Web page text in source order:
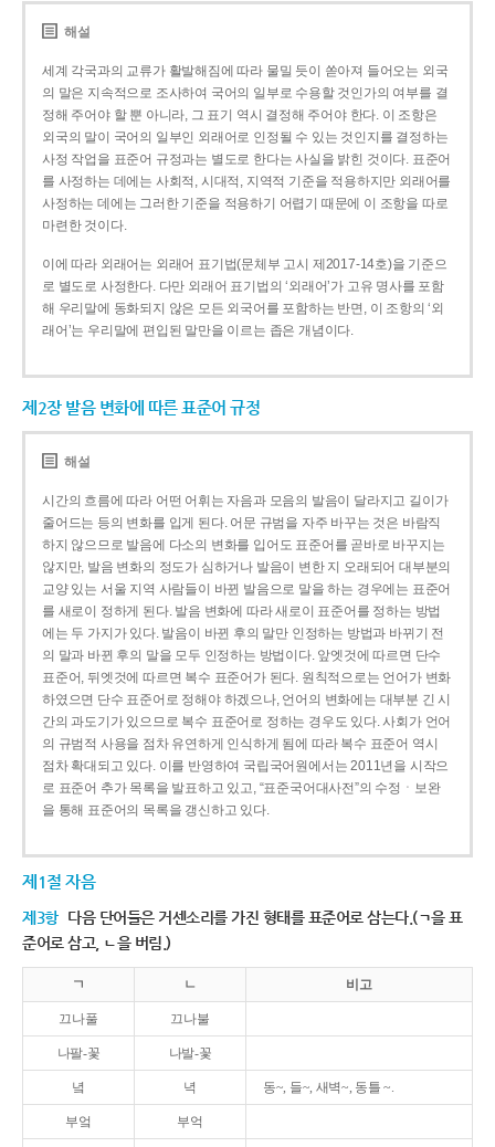
해설
세계 각국과의 교류가 활발해짐에 따라 물밀 듯이 쏟아져 들어오는 외국
의 말은 지속적으로 조사하여 국어의 일부로 수용할 것인가의 여부를 결
정해 주어야 할 뿐 아니라, 그 표기 역시 결정해 주어야 한다. 이 조항은
외국의 말이 국어의 일부인 외래어로 인정될 수 있는 것인지를 결정하는
사정 작업을 표준어 규정과는 별도로 한다는 사실을 밝힌 것이다. 표준어
를 사정하는 데에는 사회적, 시대적, 지역적 기준을 적용하지만 외래어를
사정하는 데에는 그러한 기준을 적용하기 어렵기 때문에 이 조항을 따로
마련한 것이다.
이에 따라 외래어는 외래어 표기법(문체부 고시 제2017-14호)을 기준으
로 별도로 사정한다. 다만 외래어 표기법의 ‘외래어’가 고유 명사를 포함
해 우리말에 동화되지 않은 모든 외국어를 포함하는 반면, 이 조항의 ‘외
래어’는 우리말에 편입된 말만을 이르는 좁은 개념이다.
제2장 발음 변화에 따른 표준어 규정
해설
시간의 흐름에 따라 어떤 어휘는 자음과 모음의 발음이 달라지고 길이가
줄어드는 등의 변화를 입게 된다. 어문 규범을 자주 바꾸는 것은 바람직
하지 않으므로 발음에 다소의 변화를 입어도 표준어를 곧바로 바꾸지는
않지만, 발음 변화의 정도가 심하거나 발음이 변한 지 오래되어 대부분의
교양 있는 서울 지역 사람들이 바뀐 발음으로 말을 하는 경우에는 표준어
를 새로이 정하게 된다. 발음 변화에 따라 새로이 표준어를 정하는 방법
에는 두 가지가 있다. 발음이 바뀐 후의 말만 인정하는 방법과 바뀌기 전
의 말과 바뀐 후의 말을 모두 인정하는 방법이다. 앞엣것에 따르면 단수
표준어, 뒤엣것에 따르면 복수 표준어가 된다. 원칙적으로는 언어가 변화
하였으면 단수 표준어로 정해야 하겠으나, 언어의 변화에는 대부분 긴 시
간의 과도기가 있으므로 복수 표준어로 정하는 경우도 있다. 사회가 언어
의 규범적 사용을 점차 유연하게 인식하게 됨에 따라 복수 표준어 역시
점차 확대되고 있다. 이를 반영하여 국립국어원에서는 2011년을 시작으
로 표준어 추가 목록을 발표하고 있고, “표준국어대사전”의 수정ㆍ보완
을 통해 표준어의 목록을 갱신하고 있다.
제1절 자음
제3항 다음 단어들은 거센소리를 가진 형태를 표준어로 삼는다.(ㄱ을 표
준어로 삼고, ㄴ을 버림.)
ㄱ ㄴ 비고
끄나풀 끄나불
나팔-꽃 나발-꽃
녘 녁 동~, 들~, 새벽~, 동틀 ~.
부엌 부억